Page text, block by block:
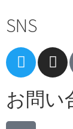
SNS
お問い